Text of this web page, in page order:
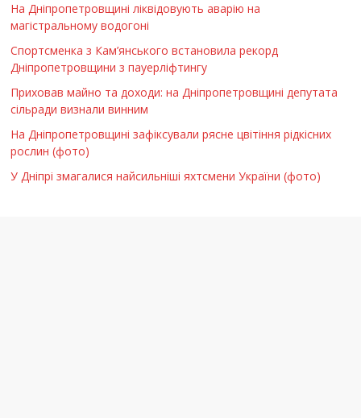
На Дніпропетровщині ліквідовують аварію на
магістральному водогоні
Спортсменка з Кам’янського встановила рекорд
Дніпропетровщини з пауерліфтингу
Приховав майно та доходи: на Дніпропетровщині депутата
сільради визнали винним
На Дніпропетровщині зафіксували рясне цвітіння рідкісних
рослин (фото)
У Дніпрі змагалися найсильніші яхтсмени України (фото)